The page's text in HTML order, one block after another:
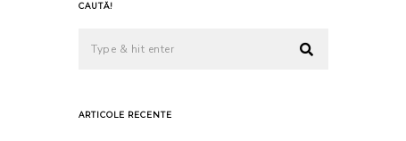
CAUTĂ!
ARTICOLE RECENTE